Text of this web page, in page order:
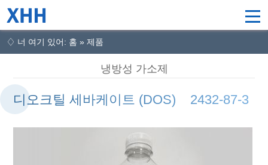
♢ 너 여기 있어: 홈 » 제품
냉방성 가소제
디오크틸 세바케이트 (DOS) 2432-87-3